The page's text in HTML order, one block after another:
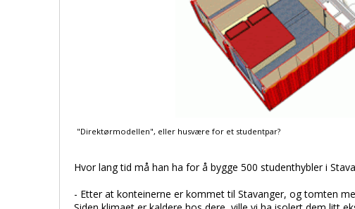
"Direktørmodellen", eller husvære for et studentpar?
Hvor lang tid må han ha for å bygge 500 studenthybler i
- Etter at konteinerne er kommet til Stavanger, og tomten